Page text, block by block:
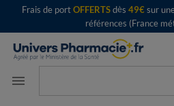
Frais de portOFFERTSdès 49€sur
références (France
menu